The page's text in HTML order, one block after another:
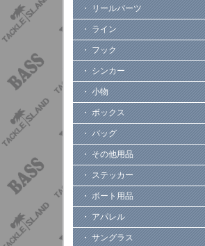
・ リールパーツ
・ ライン
・ フック
・ シンカー
・ 小物
・ ボックス
・ バッグ
・ その他用品
・ ステッカー
・ ボート用品
・ アパレル
・ サングラス